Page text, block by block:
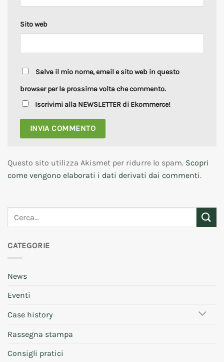
Sito web
Salva il mio nome, email e sito web in questo
browser per la prossima volta che commento.
Iscrivimi alla NEWSLETTER di Ekommerce!
Questo sito utilizza Akismet per ridurre lo spam. Scopri
come vengono elaborati i dati derivati dai commenti.
CATEGORIE
News
Eventi
Case history
Rassegna stampa
Consigli pratici